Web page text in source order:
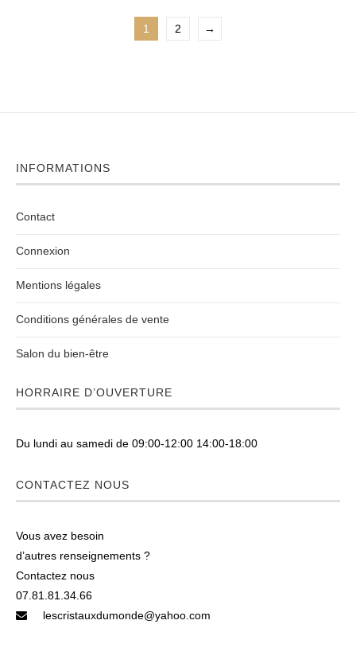
1 2 →
INFORMATIONS
Contact
Connexion
Mentions légales
Conditions générales de vente
Salon du bien-être
HORRAIRE D’OUVERTURE
Du lundi au samedi de 09:00-12:00 14:00-18:00
CONTACTEZ NOUS
Vous avez besoin
d’autres renseignements ?
Contactez nous
07.81.81.34.66
lescristauxdumonde@yahoo.com